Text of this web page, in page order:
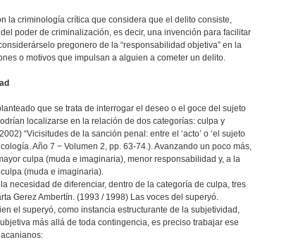
la criminología crítica que considera que el delito consiste,
poder de criminalización, es decir, una invención para facilitar
pregonero de la “responsabilidad objetiva” en la
o motivos que impulsan a alguien a cometer un delito.
que se trata de interrogar el deseo o el goce del sujeto
localizarse en la relación de dos categorías: culpa y
“Vicisitudes de la sanción penal: entre el ‘acto’ o ‘el sujeto
Año 7 − Volumen 2, pp. 63-74.). Avanzando un poco más,
culpa (muda e imaginaria), menor responsabilidad y, a la
(muda e imaginaria).
necesidad de diferenciar, dentro de la categoría de culpa, tres
Gerez Ambertín. (1993 / 1998) Las voces del superyó.
el superyó, como instancia estructurante de la subjetividad,
más allá de toda contingencia, es preciso trabajar ese